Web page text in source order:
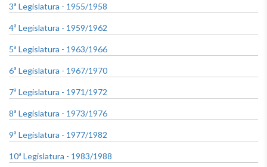
3ª Legislatura - 1955/1958
4ª Legislatura - 1959/1962
5ª Legislatura - 1963/1966
6ª Legislatura - 1967/1970
7ª Legislatura - 1971/1972
8ª Legislatura - 1973/1976
9ª Legislatura - 1977/1982
10ª Legislatura - 1983/1988